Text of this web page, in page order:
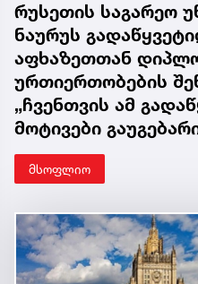
რუსეთის საგარეო
ნაურუს
აფხაზეთთან
ურთიერთობების
„ჩვენთვის ამ
მოტივები
მსოფლიო